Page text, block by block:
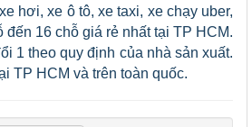
hơi, xe ô tô, xe taxi, xe chạy uber,
đến 16 chỗ giá rẻ nhất tại TP HCM.
1 theo quy định của nhà sản xuất.
TP HCM và trên toàn quốc.